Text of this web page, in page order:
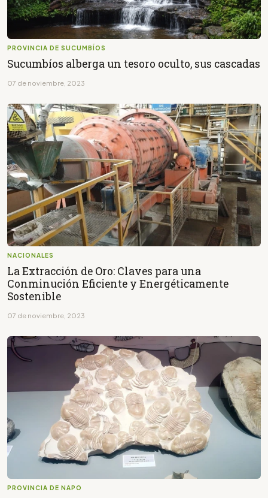
PROVINCIA DE SUCUMBÍOS
Sucumbíos alberga un tesoro oculto, sus cascadas
07 de noviembre, 2023
NACIONALES
La Extracción de Oro: Claves para una
Conminución Eficiente y Energéticamente
Sostenible
07 de noviembre, 2023
PROVINCIA DE NAPO